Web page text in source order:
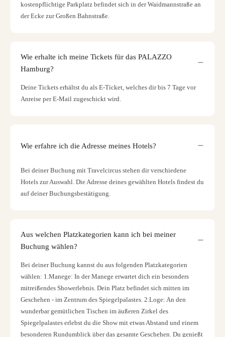
kostenpflichtige Parkplatz befindet sich in der Waidmannstraße an
der Ecke zur Großen Bahnstraße.
Wie erhalte ich meine Tickets für das PALAZZO
Hamburg?
Deine Tickets erhältst du als E-Ticket, welches dir bis 7 Tage vor
Anreise per E-Mail zugeschickt wird.
Wie erfahre ich die Adresse meines Hotels?
Bei deiner Buchung mit Travelcircus stehen dir verschiedene
Hotels zur Auswahl. Die Adresse deines gewählten Hotels findest du
auf deiner Buchungsbestätigung.
Aus welchen Platzkategorien kann ich bei meiner
Buchung wählen?
Bei deiner Buchung kannst du aus folgenden Platzkategorien
wählen: 1.Manege: In der Manege erwartet dich ein besonders
mitreißendes Showerlebnis. Dein Platz befindet sich mitten im
Geschehen - im Zentrum des Spiegelpalastes. 2.Loge: An den
wunderbar gemütlichen Tischen im äußeren Zirkel des
Spiegelpalastes erlebst du die Show mit etwas Abstand und einem
besonderen Rundumblick über das gesamte Geschehen. Du genießt